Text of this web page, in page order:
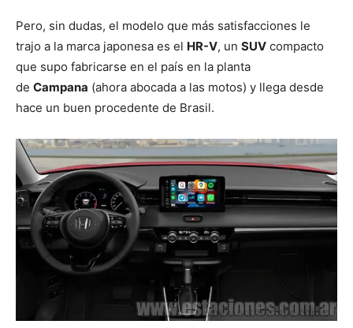
Pero, sin dudas, el modelo que más satisfacciones le
trajo a la marca japonesa es el HR-V, un SUV compacto
que supo fabricarse en el país en la planta
de Campana (ahora abocada a las motos) y llega desde
hace un buen procedente de Brasil.